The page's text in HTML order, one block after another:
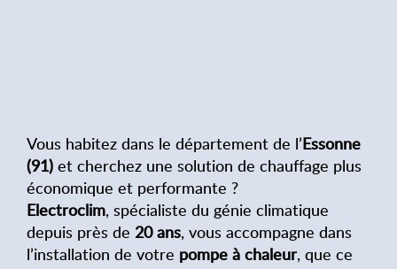
Vous habitez dans le département de l’Essonne
(91) et cherchez une solution de chauffage plus
économique et performante ?
Electroclim, spécialiste du génie climatique
depuis près de 20 ans, vous accompagne dans
l’installation de votre pompe à chaleur, que ce